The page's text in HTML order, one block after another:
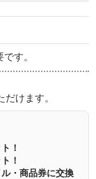
す。
けます。
！
！
・商品券に交換